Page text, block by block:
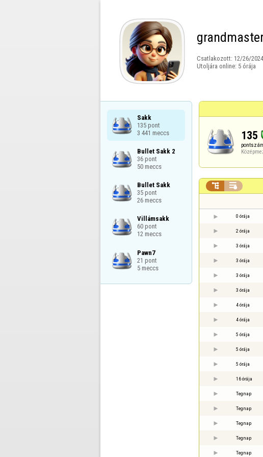
Csatlakozott: 12/26/2024
Utoljára online: 5 órája
Sakk
135 pont
3 441 meccs
Bullet Sakk 2
36 pont
50 meccs
Bullet Sakk
35 pont
26 meccs
Villámsakk
60 pont
12 meccs
Pawn7
21 pont
5 meccs
135
 
0 órája
2 órája
3 órája
3 órája
3 órája
3 órája
4 órája
4 órája
5 órája
5 órája
5 órája
16 órája
Tegnap
Tegnap
Tegnap
Tegnap
Tegnap